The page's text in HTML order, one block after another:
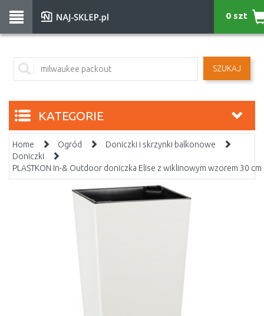
SZUKAJ
0 szt
KATEGORIE
Home Ogród
Doniczki i skrzynki balkonowe
Doniczki
PLASTKON In-& Outdoor doniczka Elise z wiklinowym wzorem 30 cm